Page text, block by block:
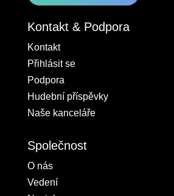
Kontakt & Podpora
Kontakt
Přihlásit se
Podpora
Hudební příspěvky
Naše kanceláře
Společnost
O nás
Vedení